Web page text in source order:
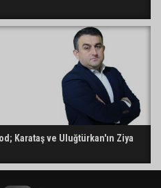
Karataş ve Uluğtürkan'ın Ziya